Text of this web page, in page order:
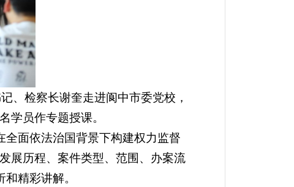
、检察长谢奎走进阆中市委党校，
学员作专题授课。
全面依法治国背景下构建权力监督
展历程、案件类型、范围、办案流
精彩讲解。